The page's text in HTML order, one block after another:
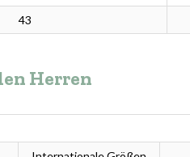
43
Herren